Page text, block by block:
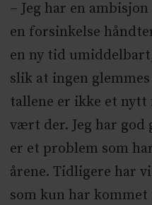
– Jeg har en
en forsinkelse
en ny tid
slik at ingen
tallene er ikke et
vært der. Jeg har
er et problem som
årene. Tidligere har
som kun har